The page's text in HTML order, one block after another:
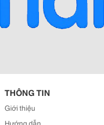
THÔNG TIN
Giới thiệu
Hướng dẫn